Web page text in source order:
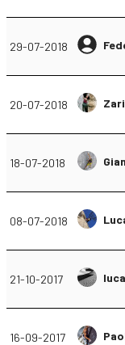
29-07-2018
20-07-2018
18-07-2018
08-07-2018
21-10-2017
16-09-2017